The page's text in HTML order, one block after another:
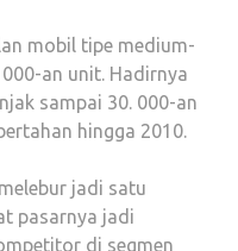
mobil tipe medium-
an unit. Hadirnya
sampai 30. 000-an
hingga 2010.
jadi satu
pasarnya jadi
di segmen